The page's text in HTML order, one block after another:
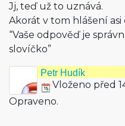
Jj, teď už to uznává.
Akorát v tom hlášení asi
“Vaše odpověď je
slovíčko”
Petr Hudík
Vloženo před
Opraveno.